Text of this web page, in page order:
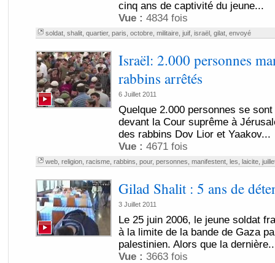
cinq ans de captivité du jeune...
Vue : 4834 fois
soldat, shalit, quartier, paris octobre, militaire, juif, israël, gilat, envoyé
Israël: 2.000 personnes
rabbins arrêtés
6 Juillet 2011
Quelque 2.000 personnes se
devant la Cour suprême à
des rabbins Dov Lior et Yaakov...
Vue : 4671 fois
web, religion, racisme, rabbins pour, personnes manifestent, les laicite,
Gilad Shalit : 5 ans de
3 Juillet 2011
Le 25 juin 2006, le jeune soldat
à la limite de la bande de Gaza
palestinien. Alors que la
Vue : 3663 fois